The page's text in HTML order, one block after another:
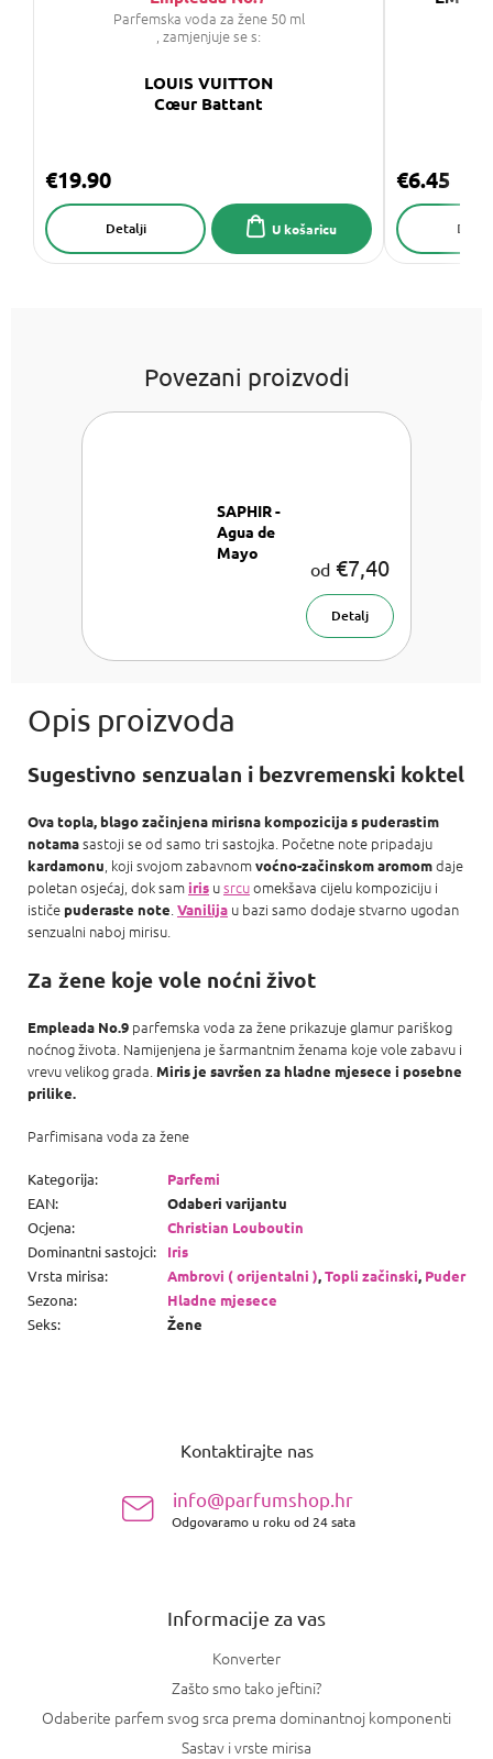
Parfemska voda za žene 50 ml
, zamjenjuje se s:
LOUIS VUITTON
Cœur Battant
€19.90
U košaricu
Detalji
€6.45
Povezani proizvodi
SAPHIR -
Agua de
Mayo
od €7,40
Detalj
Sugestivno senzualan i bezvremenski koktel
Ova topla, blago začinjena mirisna kompozicija s puderastim
notamasastoji se od samo tri sastojka. Početne note pripadaju
kardamonu, koji svojom zabavnomvoćno-začinskom aromomdaje
poletan osjećaj, dok samiris usrcuomekšava cijelu kompoziciju i
ističe puderaste note.Vanilija u bazi samo dodaje stvarno ugodan
senzualni naboj mirisu.
Za žene koje vole noćni život
Empleada No.9 parfemska voda za žene prikazuje glamur pariškog
noćnog života. Namijenjena je šarmantnim ženama koje vole zabavu i
vrevu velikog grada.Miris je savršen za hladne mjesece i posebne
prilike.
Parfimisana voda za žene
Kategorija:
Parfemi
EAN:
Odaberi varijantu
Ocjena:
Christian Louboutin
Dominantni sastojci:
Iris
Vrsta mirisa: Ambrovi ( orijentalni ),Topli začinski, Puder
Sezona:
Hladne mjesece
Seks: Žene
Kontaktirajte nas
info@parfumshop.hr
Odgovaramo u roku od 24 sata
Informacije za vas
Konverter
Zašto smo tako jeftini?
Odaberite parfem svog srca prema dominantnoj komponenti
Sastav i vrste mirisa